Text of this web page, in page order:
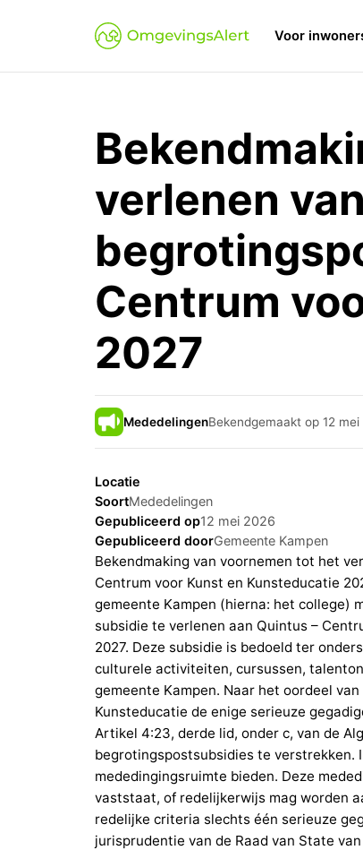
Voor
verlenen
Centrum
2027
MededelingenBekendgemaakt op 12
Locatie
SoortMededelingen
Gepubliceerd op12 mei 2026
Gepubliceerd doorGemeente Kampen
Bekendmaking van voornemen tot het
Centrum voor Kunst en Kunsteducatie
gemeente Kampen (hierna: het college)
subsidie te verlenen aan Quintus –
2027. Deze subsidie is bedoeld ter
culturele activiteiten, cursussen,
gemeente Kampen. Naar het oordeel
Kunsteducatie de enige serieuze
Artikel 4:23, derde lid, onder c, van de
begrotingspostsubsidies te verstrekken.
mededingingsruimte bieden. Deze
vaststaat, of redelijkerwijs mag worden
redelijke criteria slechts één serieuze
jurisprudentie van de Raad van State